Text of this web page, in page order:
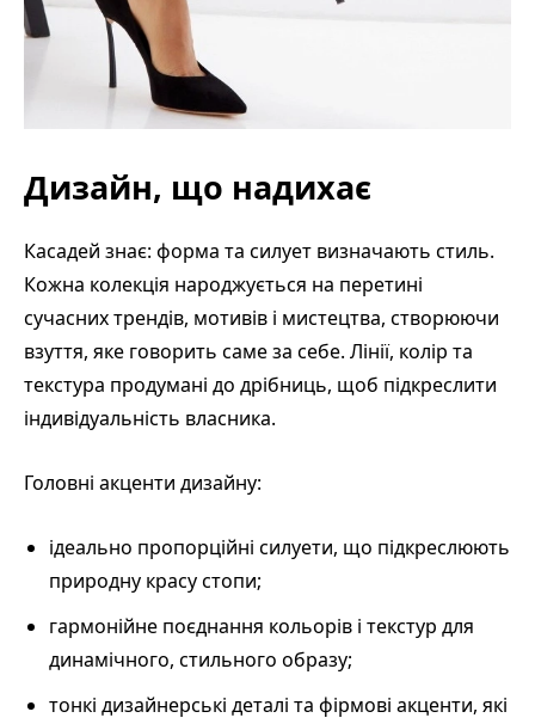
Дизайн, що надихає
Касадей знає: форма та силует визначають стиль.
Кожна колекція народжується на перетині
сучасних трендів, мотивів і мистецтва, створюючи
взуття, яке говорить саме за себе. Лінії, колір та
текстура продумані до дрібниць, щоб підкреслити
індивідуальність власника.
Головні акценти дизайну:
ідеально пропорційні силуети, що підкреслюють
природну красу стопи;
гармонійне поєднання кольорів і текстур для
динамічного, стильного образу;
тонкі дизайнерські деталі та фірмові акценти, які